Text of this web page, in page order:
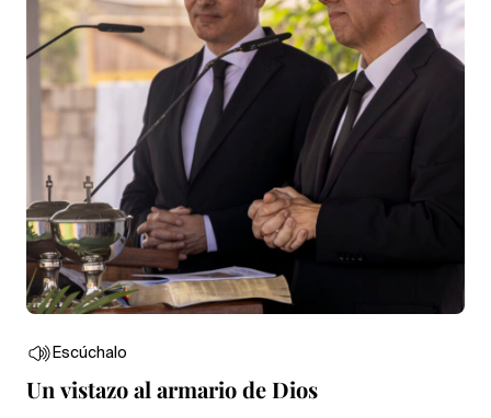
Escúchalo
Un vistazo al armario de Dios